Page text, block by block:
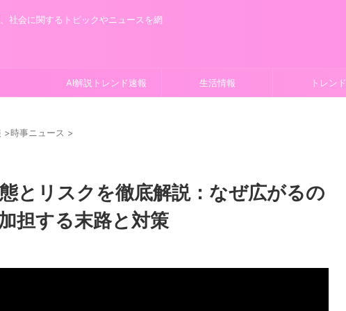
社会に関するトピックやニュースを網
AI解説トレンド速報 生活情報 トレンド
>時事ニュース >
とリスクを徹底解説：なぜ広がるの
担する末路と対策